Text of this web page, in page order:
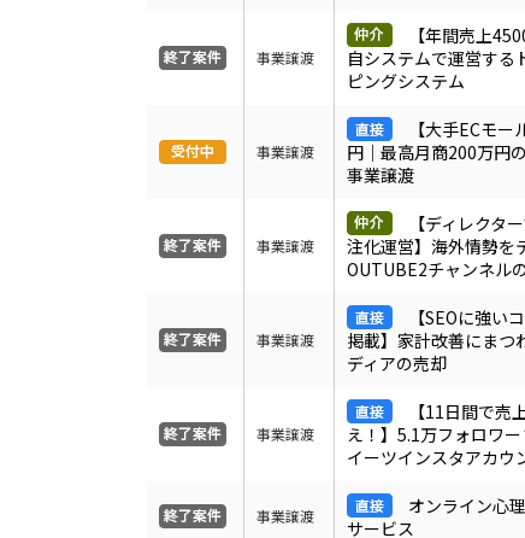
事業譲渡
【年間売上
自システムで運営する
ピングシステム
事業譲渡
【大手ECモ
円｜最高月商200万円
事業譲渡
事業譲渡
【ディレクタ
注化運営】海外情勢を
OUTUBE2チャンネル
事業譲渡
【SEOに強い
掲載】家計改善にまつ
ディアの売却
事業譲渡
【11日間で売
え！】5.1万フォロワ
イーツインスタアカウ
事業譲渡
オンライン心
サービス